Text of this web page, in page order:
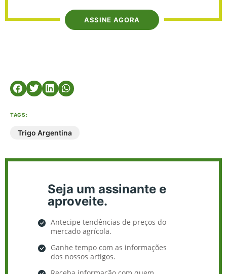
ASSINE AGORA
TAGS:
Trigo Argentina
Seja um assinante e
aproveite.
Antecipe tendências de preços do
mercado agrícola.
Ganhe tempo com as informações
dos nossos artigos.